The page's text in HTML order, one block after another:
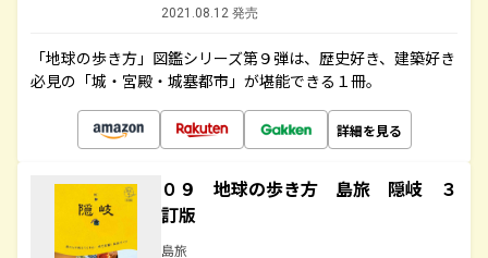
2021.08.12 発売
「地球の歩き方」図鑑シリーズ第９弾は、歴史好き、建築好き
必見の「城・宮殿・城塞都市」が堪能できる１冊。
詳細を見る
０９ 地球の歩き方 島旅 隠岐 ３
訂版
島旅